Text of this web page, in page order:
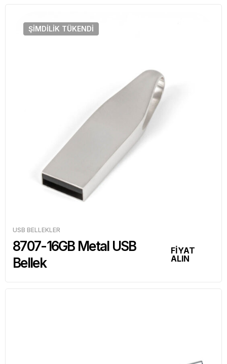
ŞIMDILIK TÜKENDI
USB BELLEKLER
8707-16GB Metal USB
Bellek
FİYAT
ALIN